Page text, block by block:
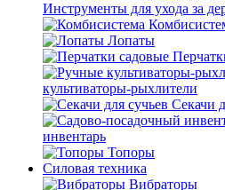
Инструменты для ухода за
Лопаты
культиваторы-рыхлители
Секачи
инвентарь
Топоры
Силовая техника
Вибраторы